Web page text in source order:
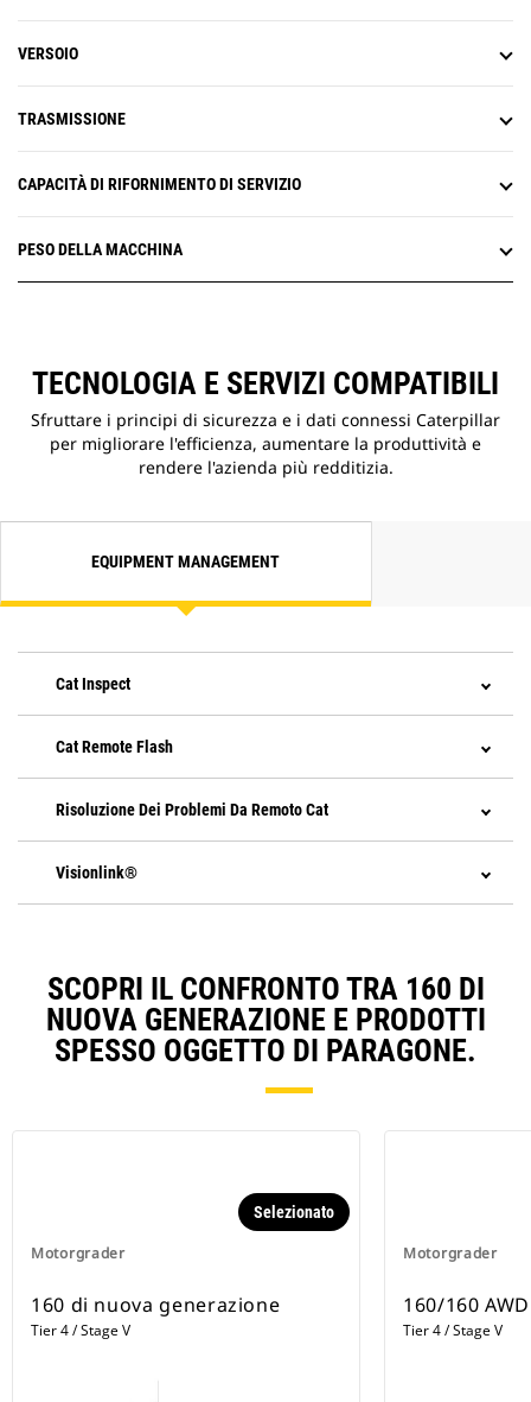
VERSOIO
TRASMISSIONE
CAPACITÀ DI RIFORNIMENTO DI SERVIZIO
PESO DELLA MACCHINA
TECNOLOGIA E SERVIZI COMPATIBILI
Sfruttare i principi di sicurezza e i dati connessi Caterpillar
per migliorare l'efficienza, aumentare la produttività e
rendere l'azienda più redditizia.
EQUIPMENT MANAGEMENT
Cat Inspect
Cat Remote Flash
Risoluzione Dei Problemi Da Remoto Cat
Visionlink®
SCOPRI IL CONFRONTO TRA 160 DI
NUOVA GENERAZIONE E PRODOTTI
SPESSO OGGETTO DI PARAGONE.
Motorgrader
Selezionato
160 di nuova generazione
Tier 4 / Stage V
Motorgrader
160/160 AWD
Tier 4 / Stage V